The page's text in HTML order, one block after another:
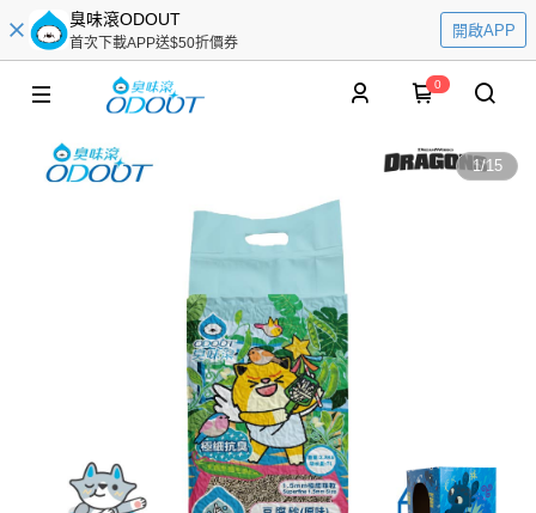
臭味滾ODOUT
首次下載APP送$50折價券
開啟APP
0
1/15